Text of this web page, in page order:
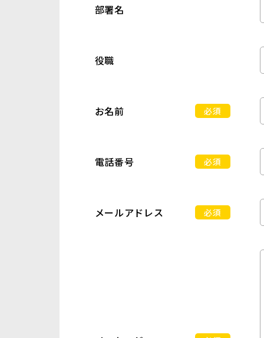
部署名
役職
お名前 必須
電話番号 必須
メールアドレス 必須